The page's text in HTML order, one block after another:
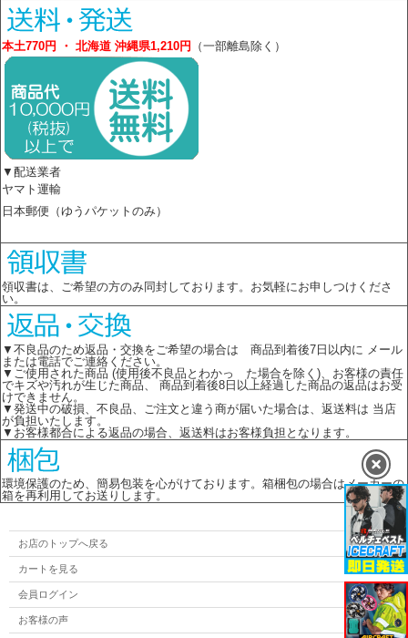
本土770円 ・ 北海道 沖縄県1,210円 （一部離島除く）
▼配送業者
ヤマト運輸
日本郵便（ゆうパケットのみ）
領収書は、ご希望の方のみ同封しております。お気軽にお申しつけくださ
い。
▼不良品のため返品・交換をご希望の場合は 商品到着後7日以内に メール
または電話でご連絡ください。
▼ご使用された商品 (使用後不良品とわかっ た場合を除く)、お客様の責任
でキズや汚れが生じた商品、 商品到着後8日以上経過した商品の返品はお受
けできません。
▼発送中の破損、不良品、ご注文と違う商が届いた場合は、返送料は 当店
が負担いたします。
▼お客様都合による返品の場合、返送料はお客様負担となります。
環境保護のため、簡易包装を心がけております。箱梱包の場合はメーカーの
箱を再利用してお送りします。
お店のトップへ戻る
カートを見る
会員ログイン
お客様の声